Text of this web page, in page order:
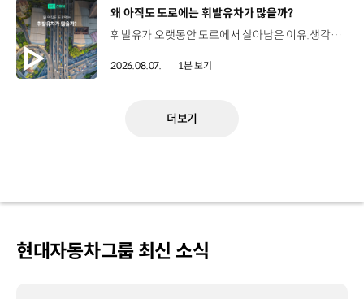
[동영상]
왜 아직도 도로에는 휘발유차가 많을까?
휘발유가 오랫동안 도로에서 살아남은 이유.생각보다 강력한 장점이 있었습니다. 현대진행형 팟캐스트 EP.21에서 확인하세요.📻 #현대자동차그룹 #현대진행형 #모빌리티팟캐스트 #휘발유 #내연기관 #연료 #미래모빌리티 #모빌리티
2026.08.07. 1분 보기
더보기
현대자동차그룹 최신 소식